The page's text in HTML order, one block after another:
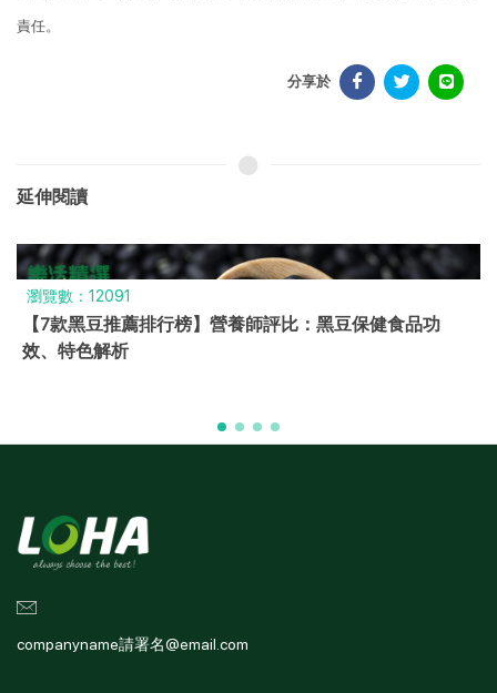
責任。
分享於
延伸閱讀
瀏覽數：6845
2026腸道益生菌推薦，營養師評比10款品牌，幫助改善便
秘消化
companyname請署名@email.com